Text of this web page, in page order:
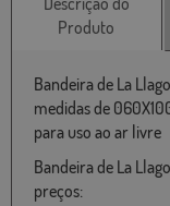
Produto
Bandeira de La
medidas de
para uso ao ar livre
Bandeira de La
preços: